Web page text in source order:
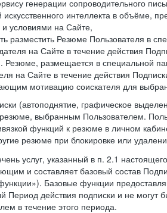
генерации сопроводительного
искусственного интеллекта в объёме,
условиями на Сайте,
разместить Резюме Пользователя в
на Сайте в течение действия
Резюме, размещается в специальной
на Сайте в течение действия
мотивацию соискателя для
(автоподнятие, графическое
выбранным Пользователем.
функций к резюме в личном
резюме при блокировке или
услуг, указанный в п. 2.1
и составляет базовый состав
Базовые функции
Период действия подписки и не могут
в течение этого периода.